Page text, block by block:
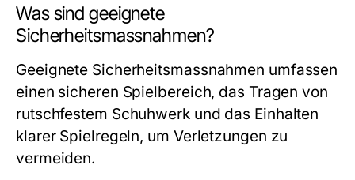
Was sind geeignete
Sicherheitsmassnahmen?
Geeignete Sicherheitsmassnahmen umfassen
einen sicheren Spielbereich, das Tragen von
rutschfestem Schuhwerk und das Einhalten
klarer Spielregeln, um Verletzungen zu
vermeiden.